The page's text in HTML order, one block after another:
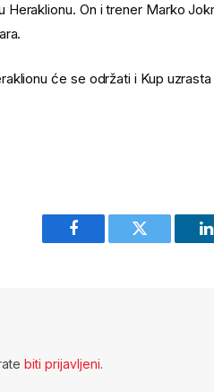
On i trener Marko
će se održati i Kup
Facebook Twitter
biti prijavljeni.